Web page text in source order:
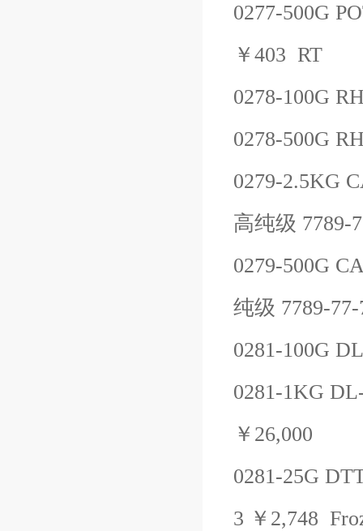
0277-500G
￥ 403 RT
0278-100G
0278-500G
0279-2.5KG
高纯级 7789-
0279-500G
纯级 7789-77-
0281-100G
0281-1KG
￥ 26,000
0281-25G
3 ￥ 2,748